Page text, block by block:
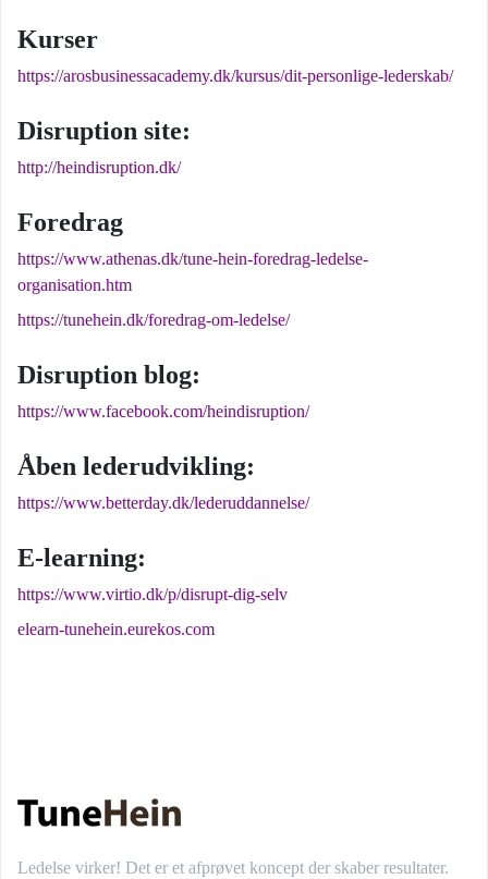
Kurser
https://arosbusinessacademy.dk/kursus/dit-personlige-lederskab/
Disruption site:
http://heindisruption.dk/
Foredrag
https://www.athenas.dk/tune-hein-foredrag-ledelse-
organisation.htm
https://tunehein.dk/foredrag-om-ledelse/
Disruption blog:
https://www.facebook.com/heindisruption/
Åben lederudvikling:
https://www.betterday.dk/lederuddannelse/
E-learning:
https://www.virtio.dk/p/disrupt-dig-selv
elearn-tunehein.eurekos.com
Ledelse virker! Det er et afprøvet koncept der skaber resultater.